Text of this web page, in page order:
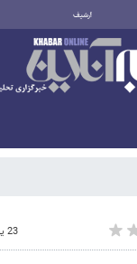
أرشيف
23 يونيو 2013 - 13:56